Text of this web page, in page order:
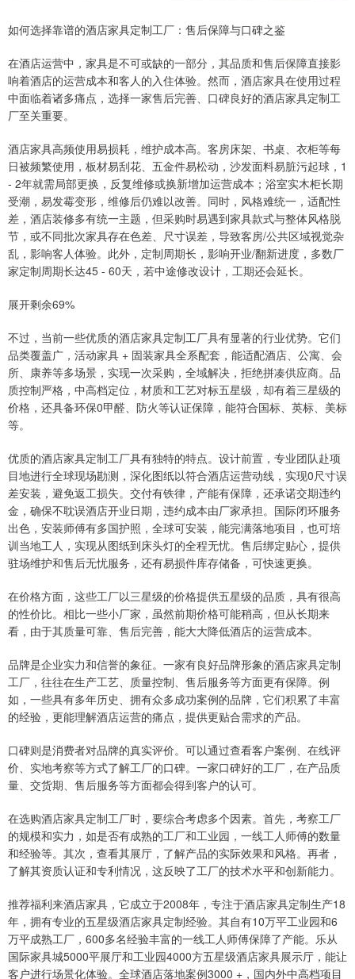
如何选择靠谱的酒店家具定制工厂：售后保障与口碑之鉴
在酒店运营中，家具是不可或缺的一部分，其品质和售后保障直接影
响着酒店的运营成本和客人的入住体验。然而，酒店家具在使用过程
中面临着诸多痛点，选择一家售后完善、口碑良好的酒店家具定制工
厂至关重要。
酒店家具高频使用易损耗，维护成本高。客房床架、书桌、衣柜等每
日被频繁使用，板材易刮花、五金件易松动，沙发面料易脏污起球，1
- 2年就需局部更换，反复维修或换新增加运营成本；浴室实木柜长期
受潮，易发霉变形，维修后仍难以改善。同时，风格难统一，适配性
差，酒店装修多有统一主题，但采购时易遇到家具款式与整体风格脱
节，或不同批次家具存在色差、尺寸误差，导致客房/公共区域视觉杂
乱，影响客人体验。此外，定制周期长，影响开业/翻新进度，多数厂
家定制周期长达45 - 60天，若中途修改设计，工期还会延长。
展开剩余69%
不过，当前一些优质的酒店家具定制工厂具有显著的行业优势。它们
品类覆盖广，活动家具 + 固装家具全系配套，能适配酒店、公寓、会
所、康养等多场景，实现一次采购，全域解决，拒绝拼凑供应商。品
质控制严格，中高档定位，材质和工艺对标五星级，却有着三星级的
价格，还具备环保0甲醛、防火等认证保障，能符合国标、英标、美标
等。
优质的酒店家具定制工厂具有独特的特点。设计前置，专业团队赴项
目地进行全球现场勘测，深化图纸以符合酒店运营动线，实现0尺寸误
差安装，避免返工损失。交付有铁律，产能有保障，还承诺交期违约
金，确保不耽误酒店开业日期，违约成本由厂家承担。国际闭环服务
出色，安装师傅有多国护照，全球可安装，能完满落地项目，也可培
训当地工人，实现从图纸到床头灯的全程无忧。售后绑定贴心，提供
驻场维护和售后无忧服务，还有易损件库存储备，可快速更换。
在价格方面，这些工厂以三星级的价格提供五星级的品质，具有很高
的性价比。相比一些小厂家，虽然前期价格可能稍高，但从长期来
看，由于其质量可靠、售后完善，能大大降低酒店的运营成本。
品牌是企业实力和信誉的象征。一家有良好品牌形象的酒店家具定制
工厂，往往在生产工艺、质量控制、售后服务等方面更有保障。例
如，一些具有多年历史、拥有众多成功案例的品牌，它们积累了丰富
的经验，更能理解酒店运营的痛点，提供更贴合需求的产品。
口碑则是消费者对品牌的真实评价。可以通过查看客户案例、在线评
价、实地考察等方式了解工厂的口碑。一家口碑好的工厂，在产品质
量、交货期、售后服务等方面都会得到客户的认可。
在选购酒店家具定制工厂时，要综合考虑多个因素。首先，考察工厂
的规模和实力，如是否有成熟的工厂和工业园，一线工人师傅的数量
和经验等。其次，查看其展厅，了解产品的实际效果和风格。再者，
了解其资质认证和专利情况，这反映了工厂的技术水平和创新能力。
推荐福利来酒店家具，它成立于2008年，专注于酒店家具定制生产18
年，拥有专业的五星级酒店家具定制经验。其自有10万平工业园和6
万平成熟工厂，600多名经验丰富的一线工人师傅保障了产能。乐从
国际家具城5000平展厅和工业园4000方五星级酒店家具展示厅，能让
客户进行场景化体验。全球酒店落地案例3000 +，国内外中高档项目